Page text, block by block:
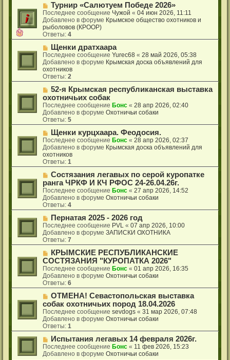
б
щ
е
н
и
е
Н
о
в
о
е
с
о
о
б
щ
е
н
и
е
Турнир «Салютуем Победе 2026»
Последнее сообщение Чужой «04 июн 2026, 11:11
Добавлено в форуме Крымское общество охотников и
рыболовов (КРООР)
Ответы:4
Н
о
в
о
е
с
о
о
б
щ
е
н
и
е
Щенки дратхаара
Последнее сообщениеYurec68 «28 май 2026, 05:38
Добавлено в форуме Крымская доска объявлений для
охотников
Ответы:2
Н
о
в
о
е
с
о
о
б
щ
е
н
и
е
52-я Крымская республиканская выставка
охотничьих собак
Последнее сообщение Бонс «28 апр 2026, 02:40
Добавлено в форумеОхотничьи собаки
Ответы:5
Н
о
в
о
е
с
о
о
б
щ
е
н
и
е
Щенки курцхаара. Феодосия.
Последнее сообщение Бонс «28 апр 2026, 02:37
Добавлено в форуме Крымская доска объявлений для
охотников
Ответы:1
Н
о
в
о
е
с
о
о
б
щ
е
н
и
е
Состязания легавых по серой куропатке
ранга ЧРКФ И КЧ РФОС 24-26.04.26г.
Последнее сообщение Бонс «27 апр 2026, 14:52
Добавлено в форумеОхотничьи собаки
Ответы:4
Н
о
в
о
е
о
о
б
щ
е
н
и
е
Пернатая 2025 - 2026 год
Последнее сообщение PVL «07 апр 2026, 10:00
Добавлено в форумеЗАПИСКИ ОХОТНИКА
Ответы:7
Н
о
в
о
е
с
о
о
б
щ
е
н
и
е
КРЫМСКИЕ РЕСПУБЛИКАНСКИЕ
СОСТЯЗАНИЯ "КУРОПАТКА 2026"
Последнее сообщение Бонс «01 апр 2026, 16:35
Добавлено в форумеОхотничьи собаки
Ответы:6
Н
о
в
о
е
с
о
о
б
ОТМЕНА! Севастопольская выставка
собак охотничьих пород 18.04.2026
Последнее сообщениеsevdogs «31 мар 2026, 07:48
Добавлено в форумеОхотничьи собаки
Ответы:1
Н
о
в
Испытания легавых 14 февраля 2026г.
Последнее сообщение Бонс « 11 фев 2026, 15:23
Добавлено в форумеОхотничьи собаки